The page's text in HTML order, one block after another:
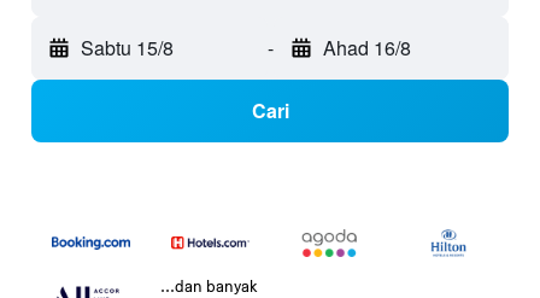
Sabtu 15/8 - Ahad 16/8
Cari
...dan banyak